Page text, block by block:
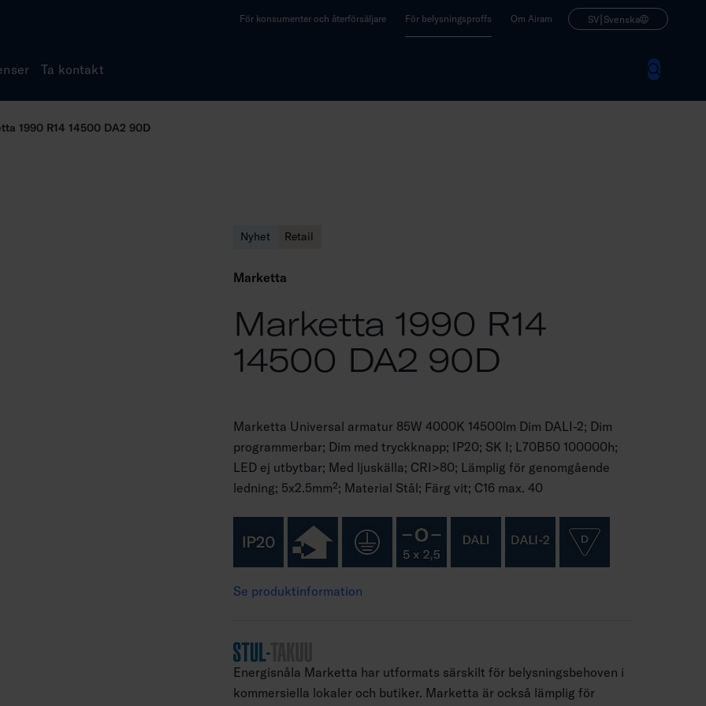
För konsumenter och återförsäljare För belysningsproffs Om Airam SV| Svenska
Ta kontakt
1990 R14 14500 DA2 90D
Nyhet Retail
Marketta
Marketta 1990 R14
14500 DA2 90D
Marketta Universal armatur 85W 4000K 14500lm Dim DALI-2; Dim
programmerbar; Dim med tryckknapp; IP20; SK I; L70B50 100000h;
LED ej utbytbar; Med ljuskälla; CRI>80; Lämplig för genomgående
ledning; 5x2.5mm²; Material Stål; Färg vit; C16 max. 40
Se produktinformation
Energisnåla Marketta har utformats särskilt för belysningsbehoven i
kommersiella lokaler och butiker. Marketta är också lämplig för